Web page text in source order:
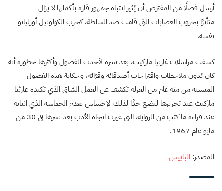
أرسل فصلًا من المفترض أن يُثير انتباه جمهور قارة بأكملها لا يزال
متأثرًا بحروب العصابات التي قامت ضد السلطة، كحرب الكولونيل أورليانو
نفسه.
كشفت مراسلات غارثيا ماركيث، بعد نشره لأحدث الفصول وأكثرها خطورة أنه
كان يُدون ملاحظات واقتراحات أصدقائه وقرّائه، وحكاية هذه الفصول
المنسية من مئة عام من العزلة تكشف عن العمل الشاق الذي تكبده غارثيا
ماركيث عند تحريرها ليضع حدًا لذلك الإحساس بعدم الحماسة الذي انتابه
عند قراءة ما كتب من الرواية، التي غيرت اتجاه الأدب بعد نشرها في 30 من
مايو عام 1967.
المصدر: الباييس